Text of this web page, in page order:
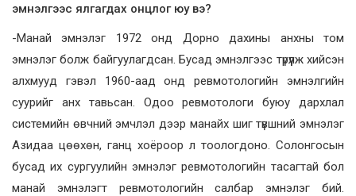
эмнэлгээс ялгагдах онцлог юу вэ?
-Манай эмнэлэг 1972 онд Дорно дахины анхны том
эмнэлэг болж байгуулагдсан. Бусад эмнэлгээс түрүүлж хийсэн
алхмууд гэвэл 1960-аад онд ревмотологийн эмнэлгийн
суурийг анх тавьсан. Одоо ревмотологи буюу дархлал
системийн өвчний эмчлэл дээр манайх шиг түвшний эмнэлэг
Азидаа цөөхөн, ганц хоёроор л тоологдоно. Солонгосын
бусад их сургуулийн эмнэлэг ревмотологийн тасагтай бол
манай эмнэлэгт ревмотологийн салбар эмнэлэг бий.